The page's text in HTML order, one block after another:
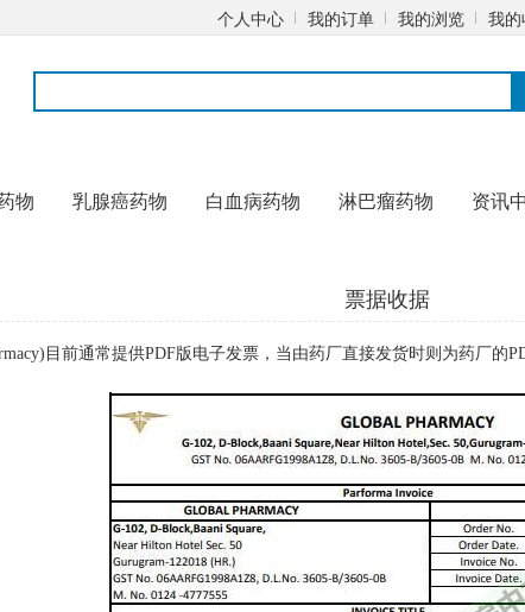
个人中心 我的订单 我的浏览 我
物 乳腺癌药物 白血病药物 淋巴瘤药物 资讯
票据收据
目前通常提供PDF版电子发票，当由药厂直接发货时则为药厂的